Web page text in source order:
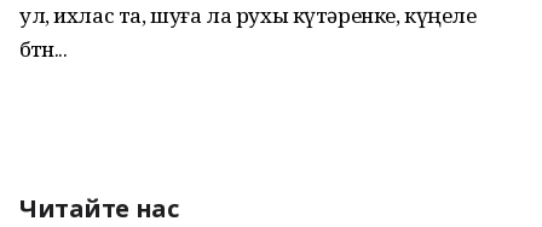
ул, ихлас та, шуға ла рухы күтәренке, күңеле
бөтөн...
Читайте нас